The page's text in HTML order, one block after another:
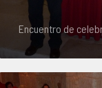
Encuentro de